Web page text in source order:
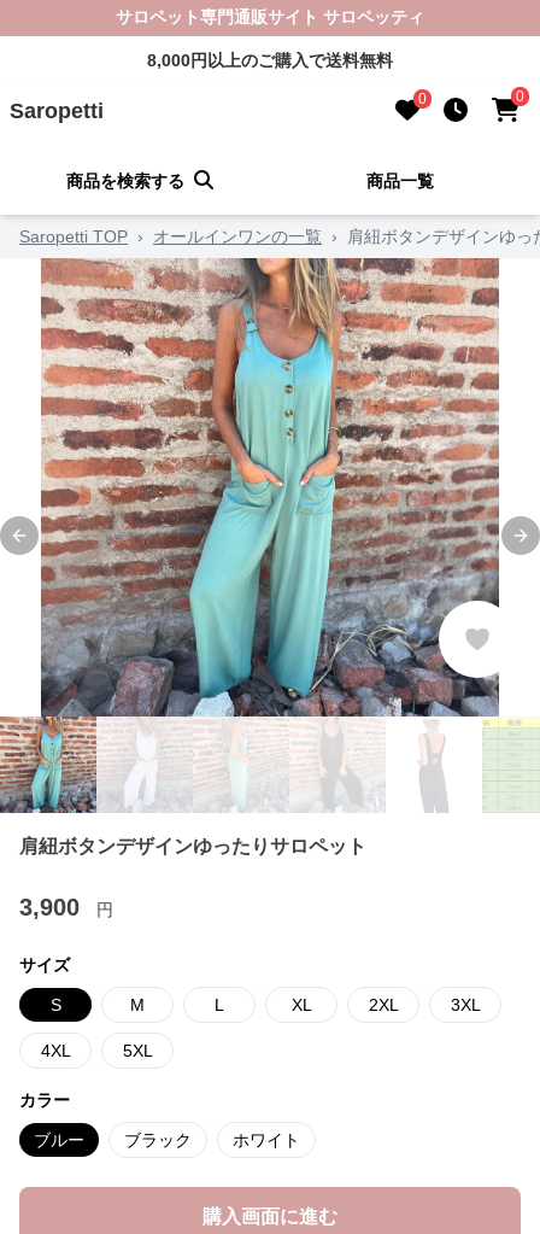
サロペット専門通販サイト サロペッティ
8,000円以上のご購入で送料無料
Saropetti 0 0
商品を検索する 商品一覧
Saropetti TOP › オールインワンの一覧 › 肩紐ボタンデザインゆっ
Previous slide
肩紐ボタンデザインゆったりサロペット
3,900 円
サイズ
S M L XL 2XL 3XL
4XL 5XL
カラー
ブルー ブラック ホワイト
購入画面に進む